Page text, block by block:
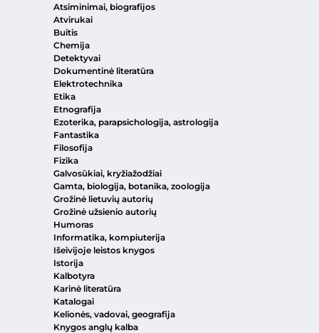
Atsiminimai, biografijos
Atvirukai
Buitis
Chemija
Detektyvai
Dokumentinė literatūra
Elektrotechnika
Etika
Etnografija
Ezoterika, parapsichologija, astrologija
Fantastika
Filosofija
Fizika
Galvosūkiai, kryžiažodžiai
Gamta, biologija, botanika, zoologija
Grožinė lietuvių autorių
Grožinė užsienio autorių
Humoras
Informatika, kompiuterija
Išeivijoje leistos knygos
Istorija
Kalbotyra
Karinė literatūra
Katalogai
Kelionės, vadovai, geografija
Knygos anglų kalba